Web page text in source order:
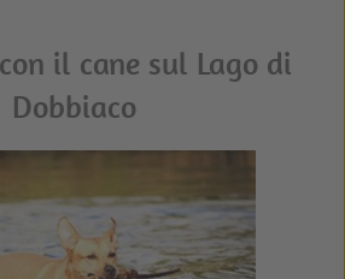
il cane sul Lago di
Dobbiaco